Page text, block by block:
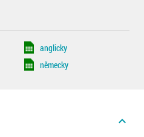
anglicky
německy
expand_less